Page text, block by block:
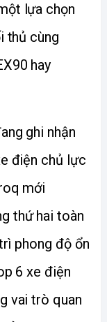
lựa chọn
thủ cùng
hay
ghi nhận
điện chủ lực
mới
thứ hai toàn
phong độ ổn
6 xe điện
vai trò quan